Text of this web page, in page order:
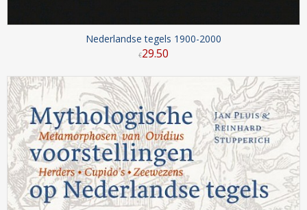
Nederlandse tegels 1900-2000
€29.50